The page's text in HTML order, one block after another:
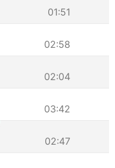
01:51
02:58
02:04
03:42
02:47